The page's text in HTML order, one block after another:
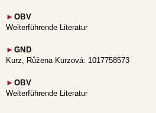
► OBV
Weiterführende Literatur
► GND
Kurz, Růžena Kurzová: 1017758573
► OBV
Weiterführende Literatur